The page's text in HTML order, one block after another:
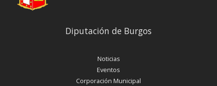
Diputación de Burgos
Noticias
Eventos
Corporación Municipal